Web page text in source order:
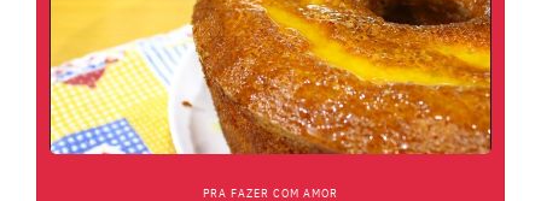
PRA FAZER COM AMOR